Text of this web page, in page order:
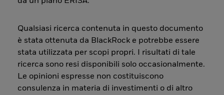
Qualsiasi ricerca contenuta in questo documento
è stata ottenuta da BlackRock e potrebbe essere
stata utilizzata per scopi propri. I risultati di tale
ricerca sono resi disponibili solo occasionalmente.
Le opinioni espresse non costituiscono
consulenza in materia di investimenti o di altro